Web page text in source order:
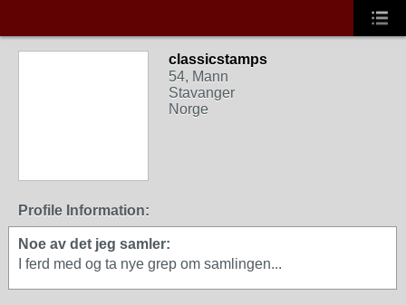
classicstamps
54, Mann
Stavanger
Norge
Profile Information:
Noe av det jeg samler:
I ferd med og ta nye grep om samlingen...